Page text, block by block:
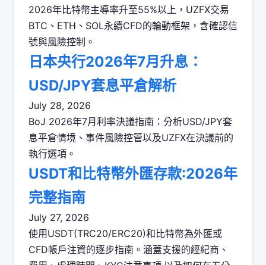
2026年比特幣主導率升至55%以上，UZFX交易
BTC、ETH、SOL永續CFD的輪動框架，含確認信
號與風險控制。
日本央行2026年7月升息：
USD/JPY套息平倉解析
July 28, 2026
BoJ 2026年7月利率決議指南：分析USD/JPY套
息平倉情境、事件風險控管以及UZFX在決議前的
執行選項。
USDT和比特幣外匯存款:2026年
完整指南
July 27, 2026
使用USDT(TRC20/ERC20)和比特幣為外匯或
CFD帳戶注資的逐步指南。涵蓋支援的經紀商、